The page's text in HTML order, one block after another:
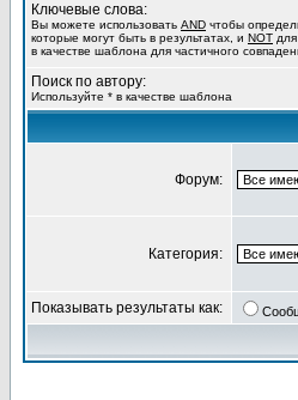
Ключевые слова:
Вы можете использовать AND чтобы
которые могут быть в результатах, и NOT
в качестве шаблона для частичного
Поиск по автору:
Используйте * в качестве шаблона
Форум:
Категория:
Показывать результаты как: